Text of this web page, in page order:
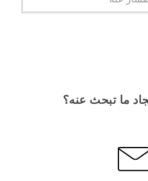
ما تبحث عنه؟